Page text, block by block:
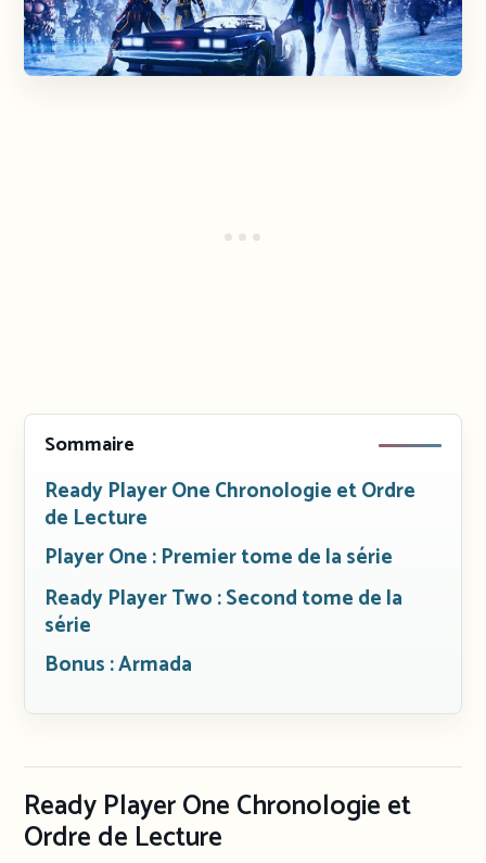
Sommaire
Ready Player One Chronologie et Ordre
de Lecture
Player One : Premier tome de la série
Ready Player Two : Second tome de la
série
Bonus : Armada
Ready Player One Chronologie et
Ordre de Lecture